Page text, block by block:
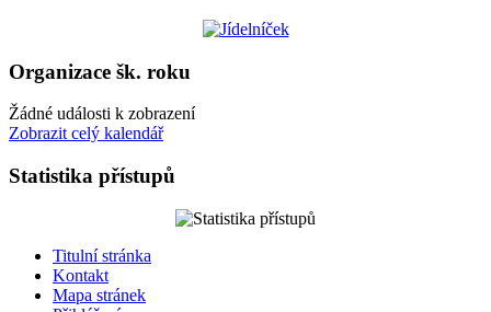
Organizace šk. roku
Žádné události k zobrazení
Zobrazit celý kalendář
Statistika přístupů
Titulní stránka
Kontakt
Mapa stránek